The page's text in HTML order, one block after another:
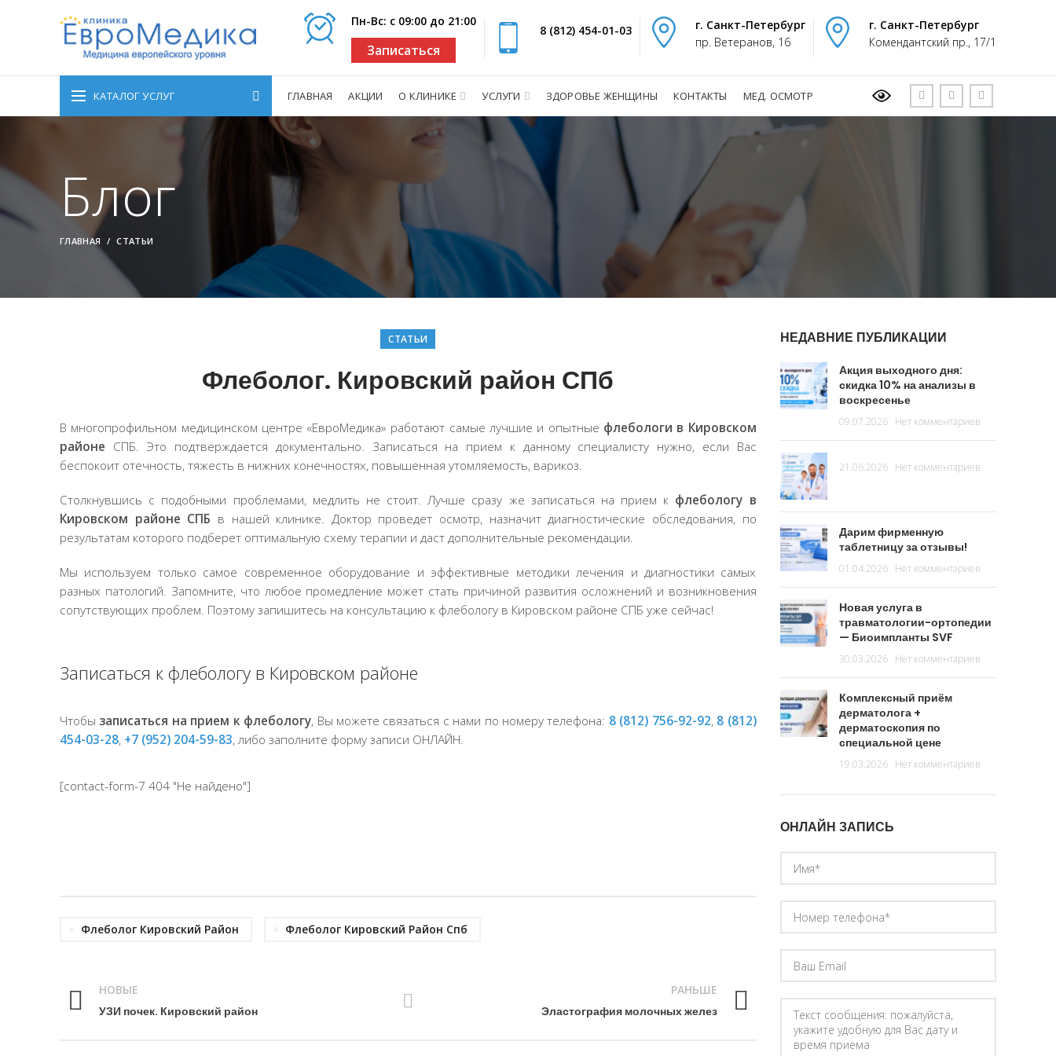
Пн-Вс: с 09:00 до 21:00
Записаться
8 (812) 454-01-03
г. Санкт-Петербург
пр. Ветеранов, 16
г. Санкт-Петербург
Комендантский пр., 17/1
КАТАЛОГ УСЛУГ ГЛАВНАЯ АКЦИИ О КЛИНИКЕ УСЛУГИ ЗДОРОВЬЕ ЖЕНЩИНЫ КОНТАКТЫ МЕД. ОСМОТР
Блог
ГЛАВНАЯ СТАТЬИ
СТАТЬИ
Флеболог. Кировский район СПб
В многопрофильном медицинском центре «ЕвроМедика» работают самые лучшие и опытные флебологи в Кировском
районе СПБ. Это подтверждается документально. Записаться на прием к данному специалисту нужно, если Вас
беспокоит отечность, тяжесть в нижних конечностях, повышенная утомляемость, варикоз.
Столкнувшись с подобными проблемами, медлить не стоит. Лучше сразу же записаться на прием к флебологу в
Кировском районе СПБ в нашей клинике. Доктор проведет осмотр, назначит диагностические обследования, по
результатам которого подберет оптимальную схему терапии и даст дополнительные рекомендации.
Мы используем только самое современное оборудование и эффективные методики лечения и диагностики самых
разных патологий. Запомните, что любое промедление может стать причиной развития осложнений и возникновения
сопутствующих проблем. Поэтому запишитесь на консультацию к флебологу в Кировском районе СПБ уже сейчас!
Записаться к флебологу в Кировском районе
Чтобы записаться на прием к флебологу, Вы можете связаться с нами по номеру телефона: 8 (812) 756-92-92, 8 (812)
454-03-28, +7 (952) 204-59-83, либо заполните форму записи ОНЛАЙН.
[contact-form-7 404 "Не найдено"]
Флеболог Кировский Район Флеболог Кировский Район Спб
НОВЫЕ
УЗИ почек. Кировский район
РАНЬШЕ
Эластография молочных желез
НЕДАВНИЕ ПУБЛИКАЦИИ
Акция выходного дня:
скидка 10% на анализы в
воскресенье
09.07.2026 Нет комментариев
21.06.2026 Нет комментариев
Дарим фирменную
таблетницу за отзывы!
01.04.2026 Нет комментариев
Новая услуга в
травматологии-ортопедии
— Биоимпланты SVF
30.03.2026 Нет комментариев
Комплексный приём
дерматолога +
дерматоскопия по
специальной цене
19.03.2026 Нет комментариев
ОНЛАЙН ЗАПИСЬ